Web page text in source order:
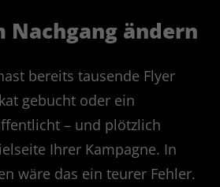
Nachgang ändern
bereits tausende Flyer
gebucht oder ein
– und plötzlich
Ihrer Kampagne. In
wäre das ein teurer Fehler.